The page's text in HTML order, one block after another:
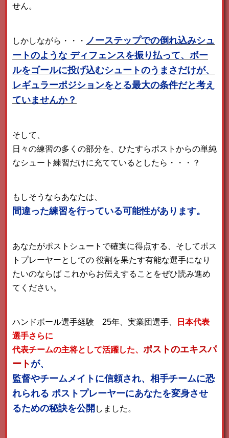
せん。
しかしながら・・・ ノーステップでの倒れ込みシュ
ートのような ディフェンスを振り払って、ボー
ルをゴールに投げ込むシュートのうまさだけが、
レギュラーポジションをとる最大の条件だと考え
ていませんか？
そして、
日々の練習の多くの部分を、ひたすらポストからの単純
なシュート練習だけに充てているとしたら・・・？
もしそうならあなたは、
間違った練習を行っている可能性があります。
あなたがポストシュートで確実に得点する、そしてポス
トプレーヤーとしての 役割を果たす有能な選手になり
たいのならば これからお伝えすることをぜひ読み進め
てください。
ハンドボール選手経験 25年、実業団選手、
日本代表
選手さらに
代表チームの主将として活躍した、 ポストのエキスパ
ート が、
監督やチームメイトに信頼され、相手チームに恐
れられる ポストプレーヤーにあなたを変身させ
るための秘訣を公開 しました。